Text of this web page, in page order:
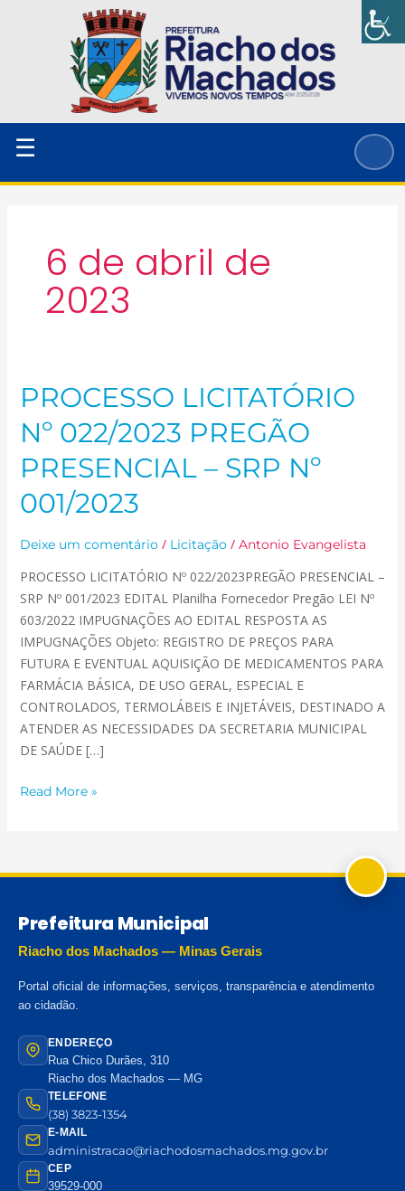
☰
6 de abril de
2023
PROCESSO LICITATÓRIO
Nº 022/2023 PREGÃO
PRESENCIAL – SRP Nº
001/2023
Deixe um comentário / Licitação/ Antonio Evangelista
PROCESSO LICITATÓRIO Nº 022/2023PREGÃO PRESENCIAL –
SRP Nº 001/2023 EDITAL Planilha Fornecedor Pregão LEI Nº
603/2022 IMPUGNAÇÕES AO EDITAL RESPOSTA AS
IMPUGNAÇÕES Objeto: REGISTRO DE PREÇOS PARA
FUTURA E EVENTUAL AQUISIÇÃO DE MEDICAMENTOS PARA
FARMÁCIA BÁSICA, DE USO GERAL, ESPECIAL E
CONTROLADOS, TERMOLÁBEIS E INJETÁVEIS, DESTINADO A
ATENDER AS NECESSIDADES DA SECRETARIA MUNICIPAL
DE SAÚDE […]
PROCESSO
LICITATÓRIO
Nº
022/2023
PREGÃO
PRESENCIAL
SRP
001/2023
Read More »
Prefeitura Municipal
Riacho dos Machados — Minas Gerais
Portal oficial de informações, serviços, transparência e atendimento
ao cidadão.
ENDEREÇO
Rua Chico Durães, 310
Riacho dos Machados — MG
TELEFONE
(38) 3823-1354
E-MAIL
administracao@riachodosmachados.mg.gov.br
CEP
39529-000